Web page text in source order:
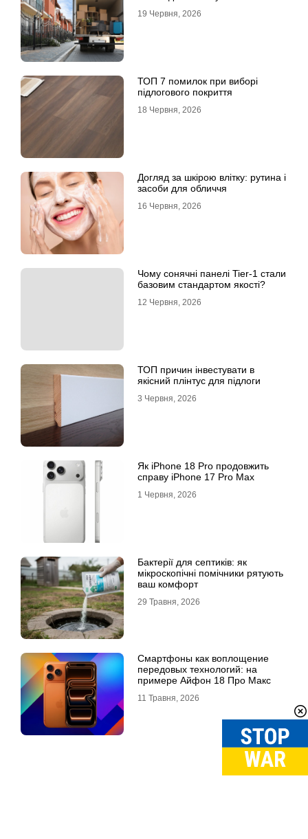
19 Червня, 2026
ТОП 7 помилок при виборі
підлогового покриття
18 Червня, 2026
Догляд за шкірою влітку: рутина і
засоби для обличчя
16 Червня, 2026
Чому сонячні панелі Tier-1 стали
базовим стандартом якості?
12 Червня, 2026
ТОП причин інвестувати в
якісний плінтус для підлоги
3 Червня, 2026
Як iPhone 18 Pro продовжить
справу iPhone 17 Pro Max
1 Червня, 2026
Бактерії для септиків: як
мікроскопічні помічники рятують
ваш комфорт
29 Травня, 2026
Смартфоны как воплощение
передовых технологий: на
примере Айфон 18 Про Макс
11 Травня, 2026